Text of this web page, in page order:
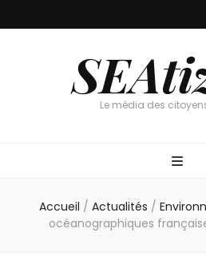
Le média des
Accueil / Actualités /
océanographiques